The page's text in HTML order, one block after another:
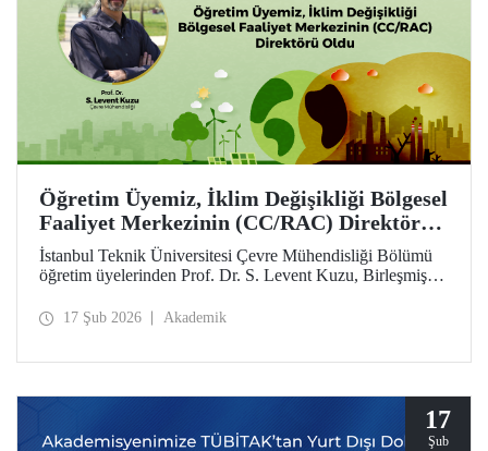
Öğretim Üyemiz, İklim Değişikliği Bölgesel
Faaliyet Merkezinin (CC/RAC) Direktörü
Oldu
İstanbul Teknik Üniversitesi Çevre Mühendisliği Bölümü
öğretim üyelerinden Prof. Dr. S. Levent Kuzu, Birleşmiş
(UNEP/MAP) bünyesinde faaliyet gösteren İklim
17 Şub 2026 Akademik
17
Şub